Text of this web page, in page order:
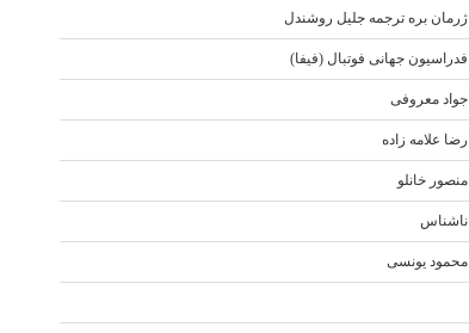
ژرمان بره ترجمه جلیل روشندل
فدراسیون جهانی فوتبال (فیفا)
جواد معروفی
رضا علامه زاده
منصور خانلو
ناشناس
محمود یونسی